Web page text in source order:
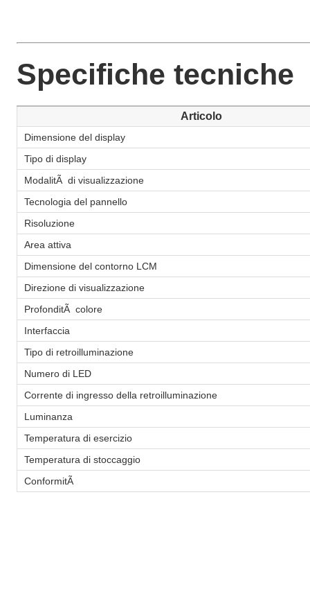
Specifiche tecniche
Articolo
Dimensione del display
Tipo di display
ModalitÃ di visualizzazione
Tecnologia del pannello
Risoluzione
Area attiva
Dimensione del contorno LCM
Direzione di visualizzazione
ProfonditÃ colore
Interfaccia
Tipo di retroilluminazione
Numero di LED
Corrente di ingresso della retroilluminazione
Luminanza
Temperatura di esercizio
Temperatura di stoccaggio
ConformitÃ